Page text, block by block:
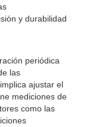
y durabilidad
periódica
las
ajustar el
mediciones de
como las